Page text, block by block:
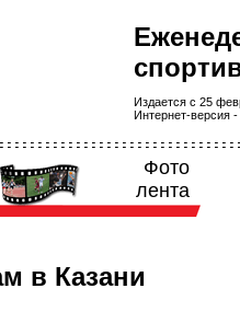
Издается с 25
Интернет-версия -
Фото
лента
в Казани